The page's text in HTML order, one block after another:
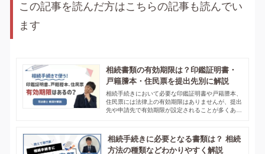
この記事を読んだ方はこちらの記事も読んでい
ます
相続書類の有効期限は？印鑑証明書・
戸籍謄本・住民票を提出先別に解説
相続手続きにおいて必要な印鑑証明書や戸籍謄本、
住民票には法律上の有効期限はありませんが、提出
先や申請先で有効期限が設定されることが多くあり
相続手続きに必要となる書類は？ 相続
方法の種類などわかりやすく解説
phone 受付9:00-21:00 年中無休 devices
24時間以内にご返信